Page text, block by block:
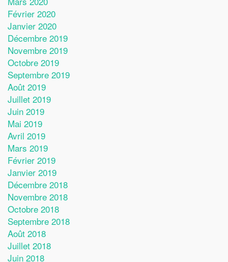
Février 2020
Janvier 2020
Décembre 2019
Novembre 2019
Octobre 2019
Septembre 2019
Août 2019
Juillet 2019
Juin 2019
Mai 2019
Avril 2019
Mars 2019
Février 2019
Janvier 2019
Décembre 2018
Novembre 2018
Octobre 2018
Septembre 2018
Août 2018
Juillet 2018
Juin 2018